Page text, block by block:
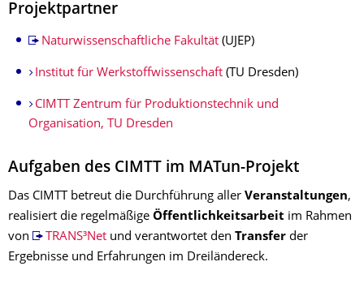
Projektpartner
Naturwissenschaftliche Fakultät(UJEP)
Institut für Werkstoffwissenschaft(TU Dresden)
CIMTT Zentrum für Produktionstechnik und
Organisation, TU Dresden
Aufgaben des CIMTT im MATun-Projekt
Das CIMTT betreut die Durchführung aller Veranstaltungen,
realisiert die regelmäßige Öffentlichkeitsarbeit im Rahmen
von
TRANS³Netund verantwortet den Transfer der
Ergebnisse und Erfahrungen im Dreiländereck.